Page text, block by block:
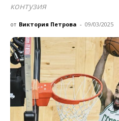
контузия
от Виктория Петрова - 09/03/2025